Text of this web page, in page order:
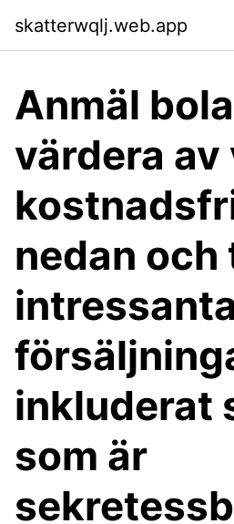
skatterwqlj.web.app
Anmäl
värdera av
nedan och
intressanta
inkluderat
som är